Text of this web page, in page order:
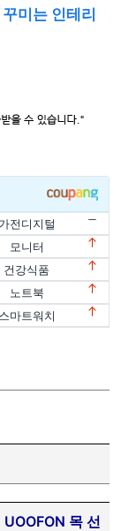
미는 인테리
전디지털
디지털기기
가전디지털
지털기기
모니터
oled
모니터
oled
건강식품
아이패드
건강식품
아이패드
노트북
맥북
노트북
맥북
마트워치
플립
목 선